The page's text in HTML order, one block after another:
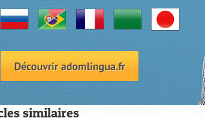
TOEIC 131204 voir https://www.adomlingua.fr/compte-
similaires